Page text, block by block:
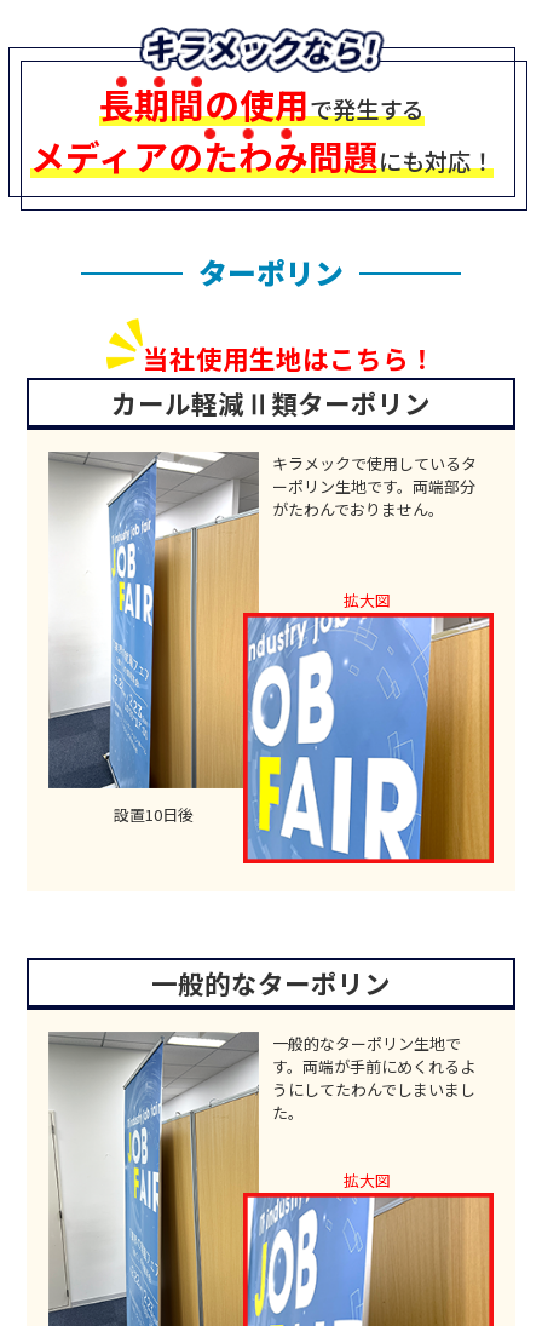
長期間の使用で発生する
メディアのたわみ問題にも対応！
ターポリン
当社使用生地はこちら！
カール軽減Ⅱ類ターポリン
設置10日後
キラメックで使用しているタ
ーポリン生地です。両端部分
がたわんでおりません。
一般的なターポリン
一般的なターポリン生地で
す。両端が手前にめくれるよ
うにしてたわんでしまいまし
た。